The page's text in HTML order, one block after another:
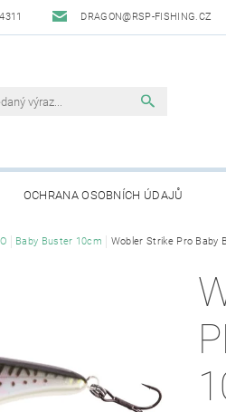
DRAGON@RSP-FISHING.CZ
OCHRANA OSOBNÍCH ÚDAJŮ
Baby Buster 10cm Wobler Strike Pro Baby